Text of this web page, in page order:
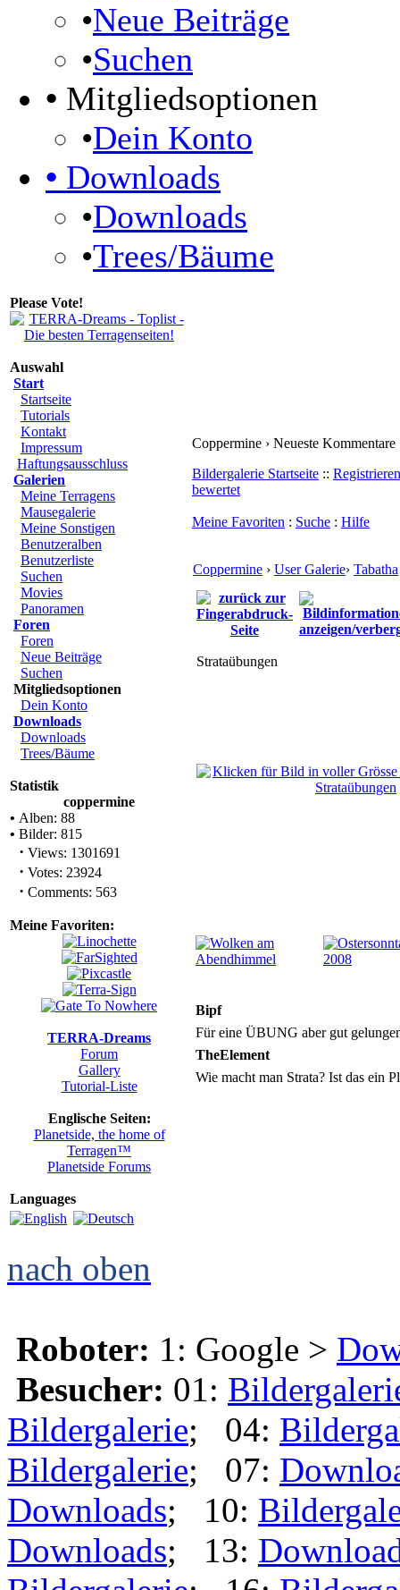
•Neue Beiträge
•Suchen
• Mitgliedsoptionen
•Dein Konto
• Downloads
•Downloads
•Trees/Bäume
Please Vote!
Auswahl
Start
Startseite
Tutorials
Kontakt
Impressum
Haftungsausschluss
Galerien
Meine Terragens
Mausegalerie
Meine Sonstigen
Benutzeralben
Benutzerliste
Suchen
Movies
Panoramen
Foren
Foren
Neue Beiträge
Suchen
Mitgliedsoptionen
Dein Konto
Downloads
Downloads
Trees/Bäume
Statistik
coppermine
• Alben: 88
• Bilder: 815
· Views: 1301691
· Votes: 23924
· Comments: 563
Meine Favoriten:
TERRA-Dreams
Forum
Gallery
Tutorial-Liste
Englische Seiten:
Planetside, the home of
Terragen™
Planetside Forums
Languages
Coppermine › Neueste Kommentare
Bildergalerie Startseite :: Registrieren
bewertet
Meine Favoriten : Suche : Hilfe
Coppermine › User Galerie› Tabatha
Strataübungen
Bipf
Für eine ÜBUNG aber gut
TheElement
Wie macht man Strata? Ist das ein
nach oben
Roboter: 1: Google >
Besucher: 01:
Bildergalerie; 04:
Bildergalerie; 07:
Downloads; 10:
Downloads; 13: